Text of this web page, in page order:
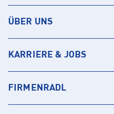
ÜBER UNS
KARRIERE & JOBS
FIRMENRADL